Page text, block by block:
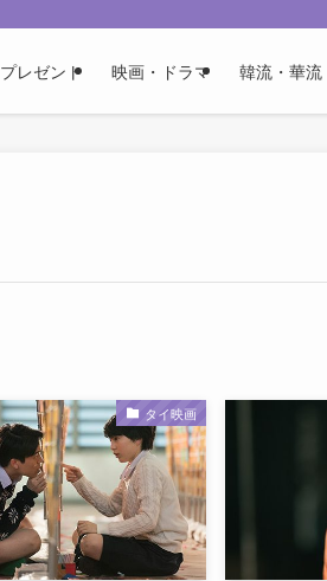
レゼント 映画・ドラマ 韓流・華流
タイ映画